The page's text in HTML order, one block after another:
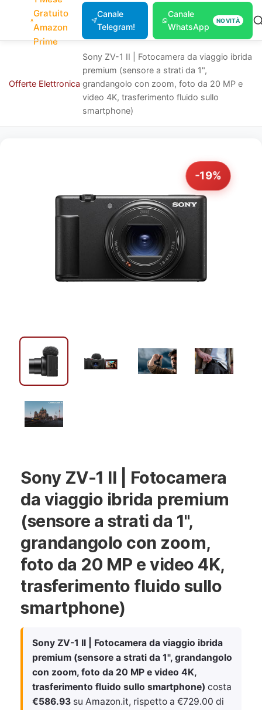
Gratuito
Amazon
Prime
Canale
Telegram!
Canale
WhatsApp
NOVITÀ
Offerte Elettronica
Sony ZV-1 II | Fotocamera da viaggio ibrida
premium (sensore a strati da 1",
grandangolo con zoom, foto da 20 MP e
video 4K, trasferimento fluido sullo
smartphone)
-19%
Sony ZV-1 II | Fotocamera
da viaggio ibrida premium
(sensore a strati da 1",
grandangolo con zoom,
foto da 20 MP e video 4K,
trasferimento fluido sullo
smartphone)
Sony ZV-1 II | Fotocamera da viaggio ibrida
premium (sensore a strati da 1", grandangolo
con zoom, foto da 20 MP e video 4K,
trasferimento fluido sullo smartphone) costa
€586.93 su Amazon.it, rispetto a €729.00 di